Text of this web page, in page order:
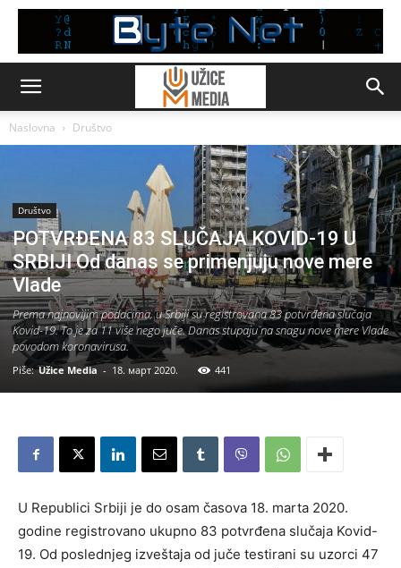
Naslovna Društvo
Društvo
POTVRĐENA 83 SLUČAJA KOVID-19 U
SRBIJI Od danas se primenjuju nove mere
Vlade
Prema najnovijim podacima, u Srbiji su registrovana 83 potvrđena slučaja
Kovid-19. To je za 11 više nego juče. Danas stupaju na snagu nove mere Vlade
povodom koronavirusa.
Piše: Užice Media - 18. март 2020. 441
U Republici Srbiji je do osam časova 18. marta 2020.
godine registrovano ukupno 83 potvrđena slučaja Kovid-
19. Od poslednjeg izveštaja od juče testirani su uzorci 47